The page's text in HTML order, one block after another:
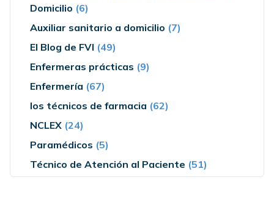
Domicilio (6)
Auxiliar sanitario a domicilio (7)
El Blog de FVI (49)
Enfermeras prácticas (9)
Enfermería (67)
los técnicos de farmacia (62)
NCLEX (24)
Paramédicos (5)
Técnico de Atención al Paciente (51)